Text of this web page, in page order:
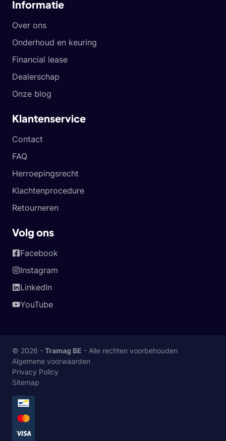
Informatie
Over ons
Onderhoud en keuring
Financial lease
Dealerschap
Onze blog
Klantenservice
Contact
FAQ
Herroepingsrecht
Klachtenprocedure
Retourneren
Volg ons
Facebook
Instagram
LinkedIn
YouTube
© 2026 - Tramag BE - Alle rechten voorbehouden
Algemene voorwaarden
Privacy Policy
Sitemap